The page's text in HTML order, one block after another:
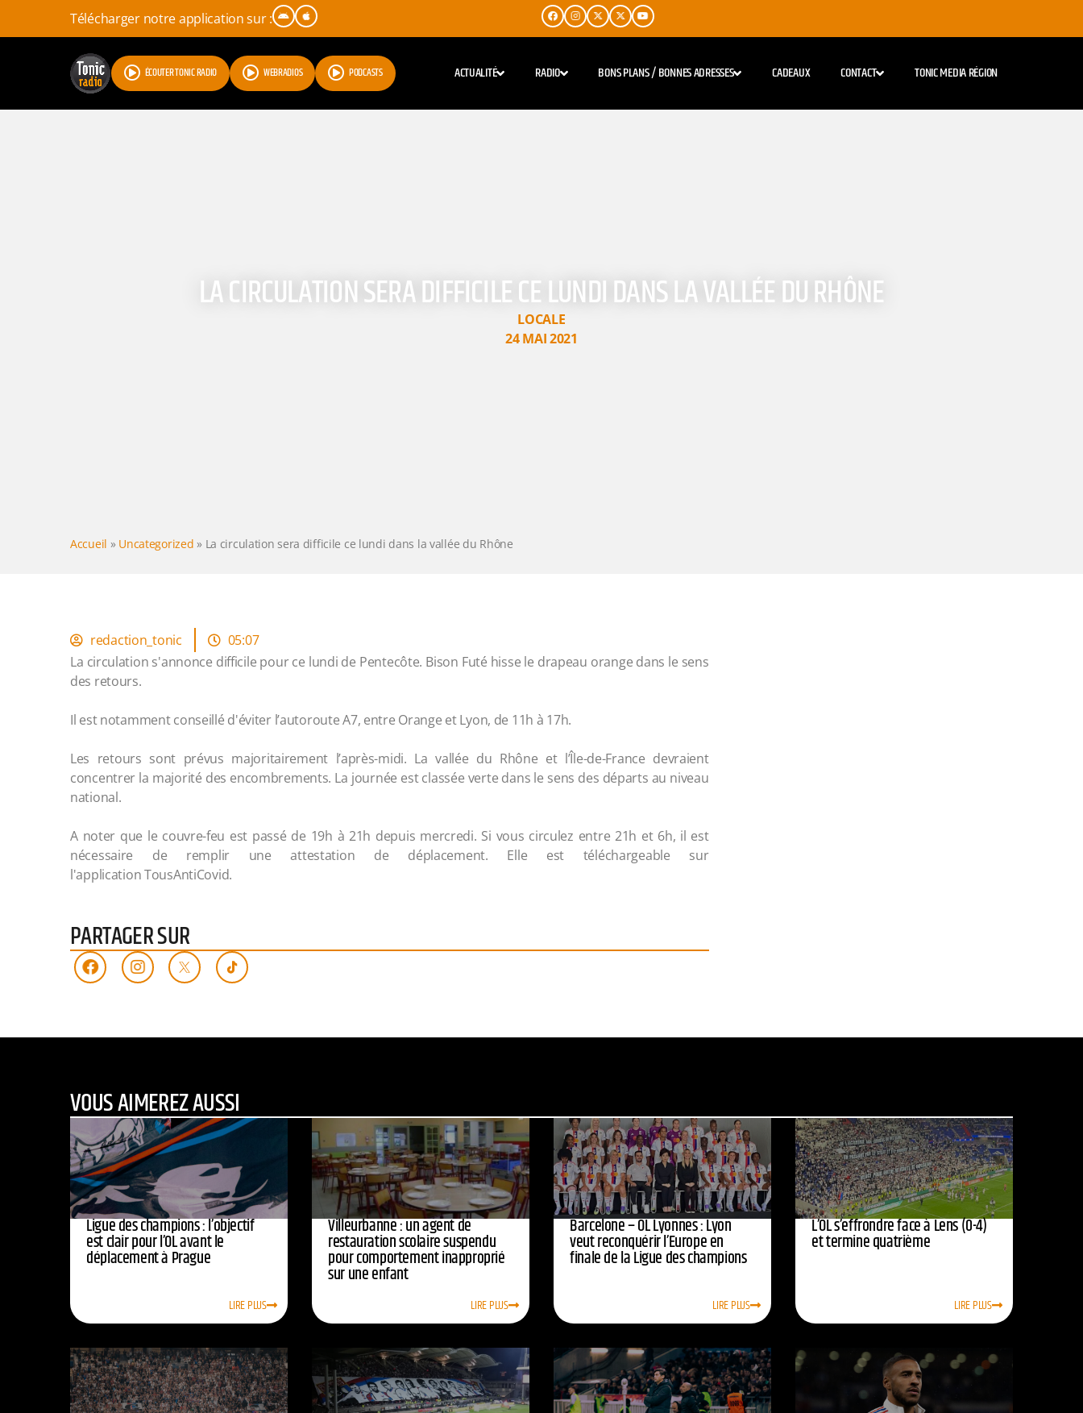
Télécharger notre application sur :
ÉCOUTER TONIC RADIO WEBRADIOS PODCASTS ACTUALITÉ RADIO BONS PLANS / BONNES ADRESSES CADEAUX CONTACT TONIC MEDIA RÉGION
LA CIRCULATION SERA DIFFICILE CE LUNDI DANS LA VALLÉE DU RHÔNE
LOCALE
24 MAI 2021
Accueil » Uncategorized » La circulation sera difficile ce lundi dans la vallée du Rhône
redaction_tonic
05:07
La circulation s'annonce difficile pour ce lundi de Pentecôte. Bison Futé hisse le drapeau orange dans le sens
des retours.
Il est notamment conseillé d'éviter l’autoroute A7, entre Orange et Lyon, de 11h à 17h.
Les retours sont prévus majoritairement l’après-midi. La vallée du Rhône et l’Île-de-France devraient
concentrer la majorité des encombrements. La journée est classée verte dans le sens des départs au niveau
national.
A noter que le couvre-feu est passé de 19h à 21h depuis mercredi. Si vous circulez entre 21h et 6h, il est
nécessaire de remplir une attestation de déplacement. Elle est téléchargeable sur
l'application TousAntiCovid.
PARTAGER SUR
VOUS AIMEREZ AUSSI
Ligue des champions : l’objectif
est clair pour l’OL avant le
déplacement à Prague
LIRE PLUS
Villeurbanne : un agent de
restauration scolaire suspendu
pour comportement inapproprié
sur une enfant
LIRE PLUS
Barcelone – OL Lyonnes : Lyon
veut reconquérir l’Europe en
finale de la Ligue des champions
LIRE PLUS
L’OL s’effrondre face à Lens (0-4)
et termine quatrième
LIRE PLUS